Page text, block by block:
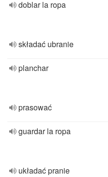
doblar la ropa
składać ubranie
planchar
prasować
guardar la ropa
układać pranie